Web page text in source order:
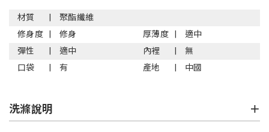
材質
聚酯纖維
修身度
修身 厚薄度
適中
彈性
適中 內裡
無
口袋
有 產地 中國
洗滌說明